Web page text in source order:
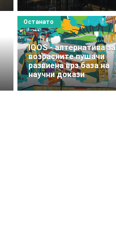
IQOS - алтернатива за
возрасните пушачи
развиена врз база на
научни докази
Останато